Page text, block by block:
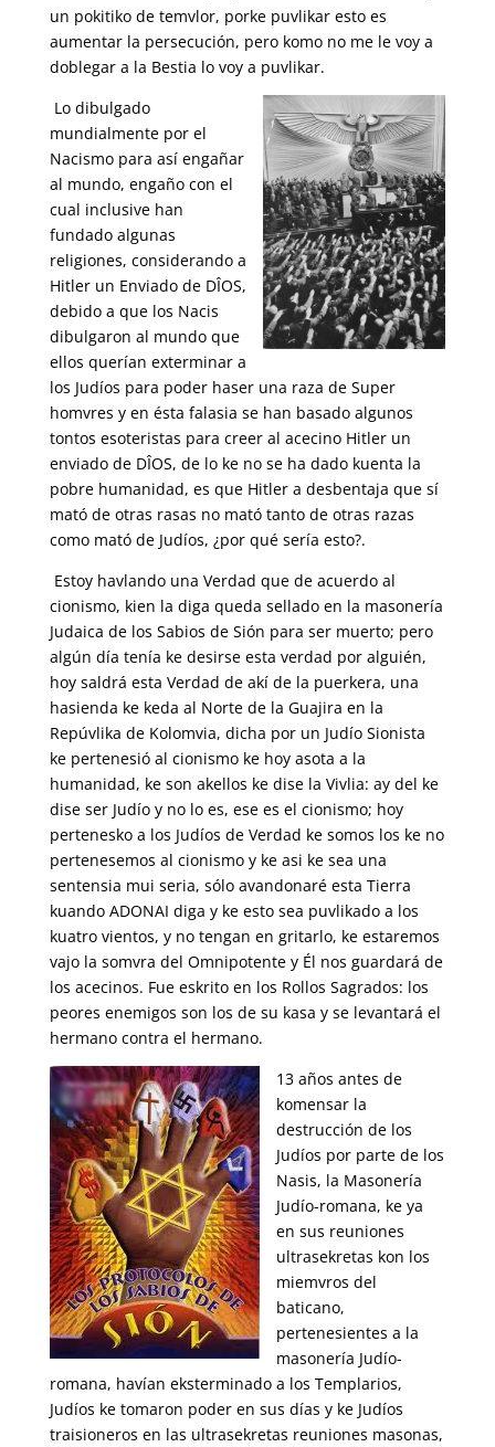
un pokitiko de temvlor, porke puvlikar esto es
aumentar la persecución, pero komo no me le voy a
doblegar a la Bestia lo voy a puvlikar.
Lo dibulgado
mundialmente por el
Nacismo para así engañar
al mundo, engaño con el
cual inclusive han
fundado algunas
religiones, considerando a
Hitler un Enviado de DÎOS,
debido a que los Nacis
dibulgaron al mundo que
ellos querían exterminar a
los Judíos para poder haser una raza de Super
homvres y en ésta falasia se han basado algunos
tontos esoteristas para creer al acecino Hitler un
enviado de DÎOS, de lo ke no se ha dado kuenta la
pobre humanidad, es que Hitler a desbentaja que sí
mató de otras rasas no mató tanto de otras razas
como mató de Judíos, ¿por qué sería esto?.
Estoy havlando una Verdad que de acuerdo al
cionismo, kien la diga queda sellado en la masonería
Judaica de los Sabios de Sión para ser muerto; pero
algún día tenía ke desirse esta verdad por alguién,
hoy saldrá esta Verdad de akí de la puerkera, una
hasienda ke keda al Norte de la Guajira en la
Repúvlika de Kolomvia, dicha por un Judío Sionista
ke pertenesió al cionismo ke hoy asota a la
humanidad, ke son akellos ke dise la Vivlia: ay del ke
dise ser Judío y no lo es, ese es el cionismo; hoy
pertenesko a los Judíos de Verdad ke somos los ke no
pertenesemos al cionismo y ke asi ke sea una
sentensia mui seria, sólo avandonaré esta Tierra
kuando ADONAI diga y ke esto sea puvlikado a los
kuatro vientos, y no tengan en gritarlo, ke estaremos
vajo la somvra del Omnipotente y Él nos guardará de
los acecinos. Fue eskrito en los Rollos Sagrados: los
peores enemigos son los de su kasa y se levantará el
hermano contra el hermano.
13 años antes de
komensar la
destrucción de los
Judíos por parte de los
Nasis, la Masonería
Judío-romana, ke ya
en sus reuniones
ultrasekretas kon los
miemvros del
baticano,
pertenesientes a la
masonería Judío-
romana, havían eksterminado a los Templarios,
Judíos ke tomaron poder en sus días y ke Judíos
traisioneros en las ultrasekretas reuniones masonas,